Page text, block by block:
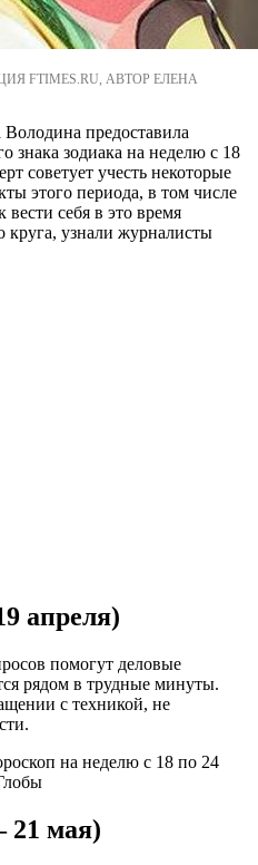
FTIMES.RU, АВТОР ЕЛЕНА
предоставила
знака зодиака на неделю с 18
советует учесть некоторые
этого периода, в том числе
себя в это время
круга, узнали журналисты
апреля)
помогут деловые
рядом в трудные минуты.
с техникой, не
на неделю с 18 по 24
21 мая)